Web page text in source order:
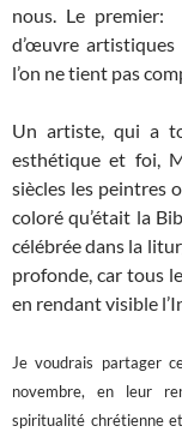
nous. Le premier:
d’œuvre artistiques
l’on ne tient pas
Un artiste, qui a
esthétique et foi,
siècles les peintres
coloré qu’était la
célébrée dans la
profonde, car tous
en rendant visible
Je voudrais partager
novembre, en leur
spiritualité chrétienne